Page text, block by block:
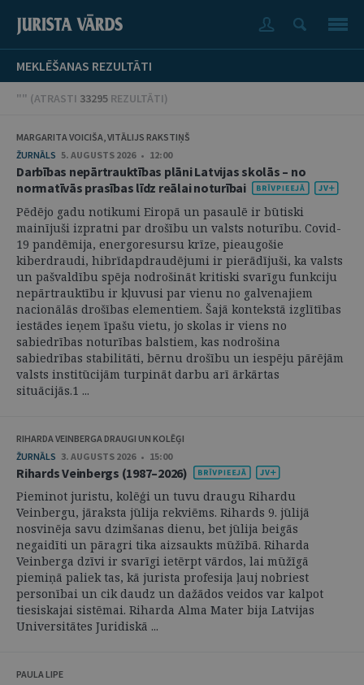
MEKLĒŠANAS REZULTĀTI
"" (ATRASTI 33295 REZULTĀTI)
MARGARITA VOICIŠA, VITĀLIJS RAKSTIŅŠ
ŽURNĀLS 5. AUGUSTS 2026 • 12:00
Darbības nepārtrauktības plāni Latvijas skolās – no
normatīvās prasības līdz reālai noturībai
Pēdējo gadu notikumi Eiropā un pasaulē ir būtiski
mainījuši izpratni par drošību un valsts noturību. Covid-
19 pandēmija, energoresursu krīze, pieaugošie
kiberdraudi, hibrīdapdraudējumi ir pierādījuši, ka valsts
un pašvaldību spēja nodrošināt kritiski svarīgu funkciju
nepārtrauktību ir kļuvusi par vienu no galvenajiem
nacionālās drošības elementiem. Šajā kontekstā izglītības
iestādes ieņem īpašu vietu, jo skolas ir viens no
sabiedrības noturības balstiem, kas nodrošina
sabiedrības stabilitāti, bērnu drošību un iespēju pārējām
valsts institūcijām turpināt darbu arī ārkārtas
situācijās.1 ...
RIHARDA VEINBERGA DRAUGI UN KOLĒĢI
ŽURNĀLS 3. AUGUSTS 2026 • 15:00
Rihards Veinbergs (1987–2026)
Pieminot juristu, kolēģi un tuvu draugu Rihardu
Veinbergu, jāraksta jūlija rekviēms. Rihards 9. jūlijā
nosvinēja savu dzimšanas dienu, bet jūlija beigās
negaidīti un pāragri tika aizsaukts mūžībā. Riharda
Veinberga dzīvi ir svarīgi ietērpt vārdos, lai mūžīgā
piemiņā paliek tas, kā jurista profesija ļauj nobriest
personībai un cik daudz un dažādos veidos var kalpot
tiesiskajai sistēmai. Riharda Alma Mater bija Latvijas
Universitātes Juridiskā ...
PAULA LIPE